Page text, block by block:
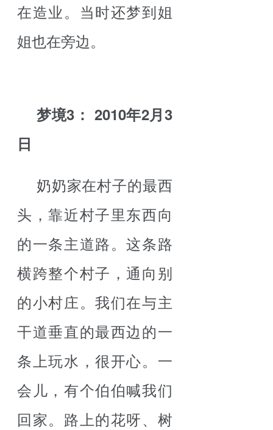
在造业。当时还梦到姐
姐也在旁边。
梦境3： 2010年2月3
日
奶奶家在村子的最西
头，靠近村子里东西向
的一条主道路。这条路
横跨整个村子，通向别
的小村庄。我们在与主
干道垂直的最西边的一
条上玩水，很开心。一
会儿，有个伯伯喊我们
回家。路上的花呀、树